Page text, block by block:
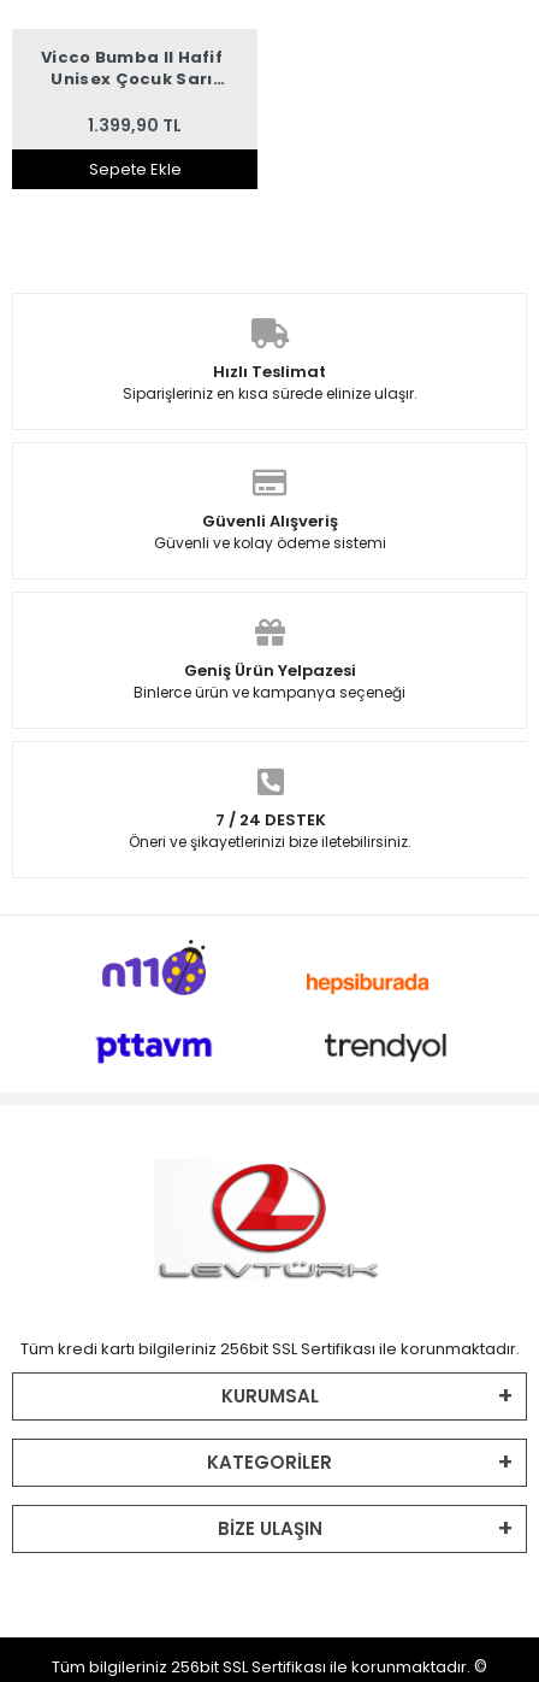
Vicco Bumba II Hafif
Unisex Çocuk Sarı
1.399,90 TL
Sepete Ekle
Hızlı Teslimat
Siparişleriniz en kısa sürede elinize ulaşır.
Güvenli Alışveriş
Güvenli ve kolay ödeme sistemi
Geniş Ürün Yelpazesi
Binlerce ürün ve kampanya seçeneği
7 / 24 DESTEK
Öneri ve şikayetlerinizi bize iletebilirsiniz.
Tüm kredi kartı bilgileriniz 256bit SSL Sertifikası ile korunmaktadır.
KURUMSAL
KATEGORİLER
BİZE ULAŞIN
Tüm bilgileriniz 256bit SSL Sertifikası ile korunmaktadır. ©